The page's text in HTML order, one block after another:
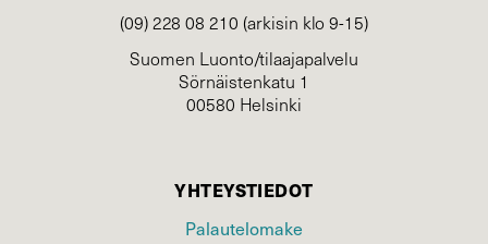
(09) 228 08 210 (arkisin klo 9-15)
Suomen Luonto/tilaajapalvelu
Sörnäistenkatu 1
00580 Helsinki
YHTEYSTIEDOT
Palautelomake